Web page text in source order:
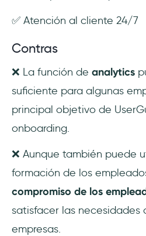
✅ Atención al cliente 24/7
Contras
❌ La función de analytics
suficiente para algunas
principal objetivo de
onboarding.
❌ Aunque también puede
formación de los
compromiso de los
satisfacer las necesidades
empresas.